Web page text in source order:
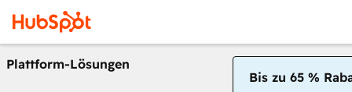
Plattform-Lösungen
Bis zu 65 %